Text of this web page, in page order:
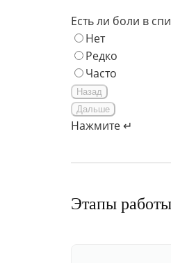
Есть ли боли в
Нет
Редко
Часто
Назад
Дальше
Нажмите ↵
Этапы